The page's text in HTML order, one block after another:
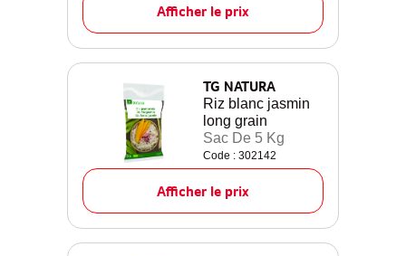
Afficher le prix
TG NATURA
Riz blanc jasmin
long grain
Sac De 5 Kg
Code : 302142
Afficher le prix